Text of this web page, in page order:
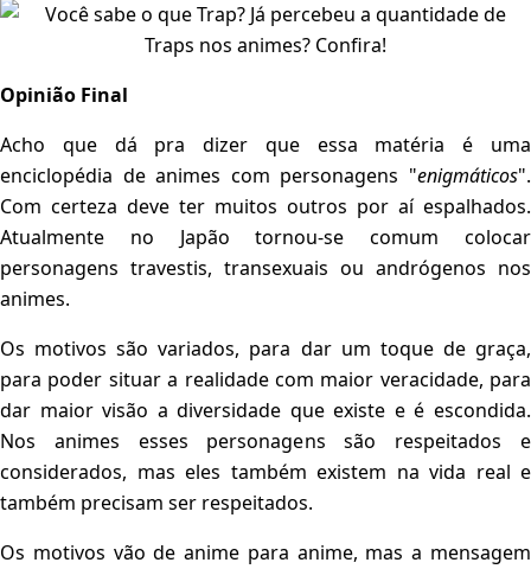
Opinião Final
Acho que dá pra dizer que essa matéria é uma
enciclopédia de animes com personagens "enigmáticos".
Com certeza deve ter muitos outros por aí espalhados.
Atualmente no Japão tornou-se comum colocar
personagens travestis, transexuais ou andrógenos nos
animes.
Os motivos são variados, para dar um toque de graça,
para poder situar a realidade com maior veracidade, para
dar maior visão a diversidade que existe e é escondida.
Nos animes esses personagens são respeitados e
considerados, mas eles também existem na vida real e
também precisam ser respeitados.
Os motivos vão de anime para anime, mas a mensagem